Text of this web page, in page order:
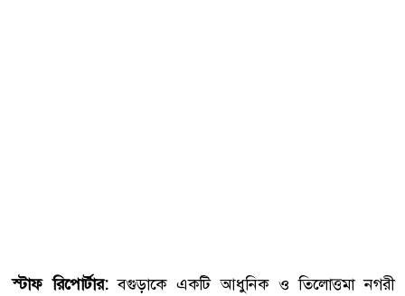
স্টাফ রিপোর্টার:বগুড়াকে একটি আধুনিক ও তিলোত্তমা নগরী